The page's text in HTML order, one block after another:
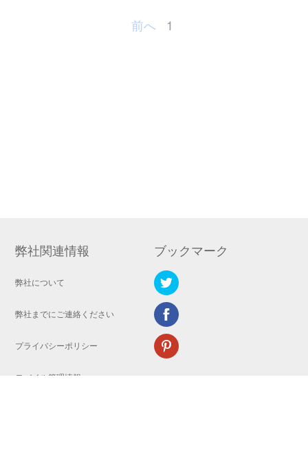
前へ 1
弊社関連情報
弊社について
弊社までにご連絡ください
プライバシーポリシー
モバイル管理情報
ブックマーク